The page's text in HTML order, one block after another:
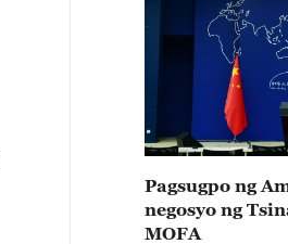
Pagsugpo ng
negosyo ng
MOFA